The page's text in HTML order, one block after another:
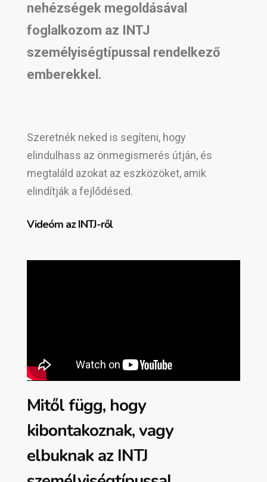
nehézségek megoldásával
foglalkozom az INTJ
személyiségtípussal rendelkező
emberekkel.
Szeretnék neked is segíteni, hogy
elindulhass az önmegismerés útján, és
megtaláld azokat az eszközöket, amik
elindítják a fejlődésed.
Videóm az INTJ-ről
Mitől függ, hogy
kibontakoznak, vagy
elbuknak az INTJ